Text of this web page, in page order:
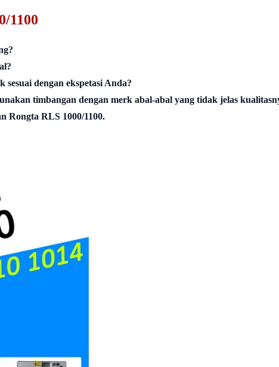
1100
dengan ekspetasi Anda?
timbangan dengan merk abal-abal yang tidak jelas
Rongta RLS 1000/1100.